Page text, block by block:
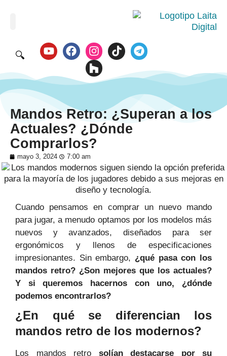
🔍
Mandos Retro: ¿Superan a los
Actuales? ¿Dónde
Comprarlos?
mayo 3, 2024 7:00 am
Cuando pensamos en comprar un nuevo mando
para jugar, a menudo optamos por los modelos más
nuevos y avanzados, diseñados para ser
ergonómicos y llenos de especificaciones
impresionantes. Sin embargo, ¿qué pasa con los
mandos retro? ¿Son mejores que los actuales?
Y si queremos hacernos con uno, ¿dónde
podemos encontrarlos?
¿En qué se diferencian los
mandos retro de los modernos?
Los mandos retro solían destacarse por su